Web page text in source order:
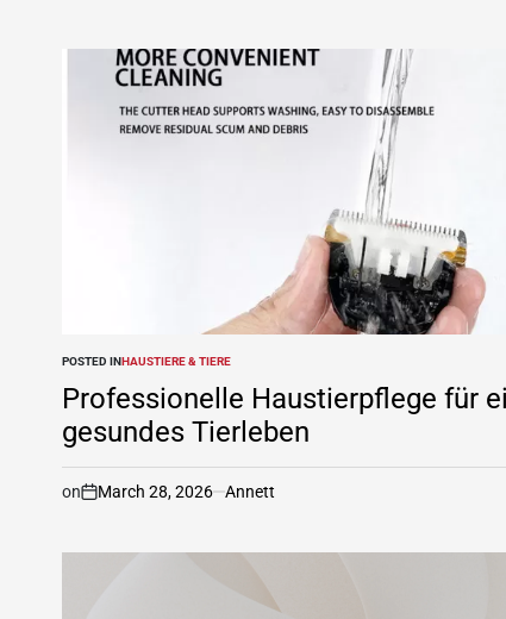
POSTED INHAUSTIERE & TIERE
Professionelle Haustierpflege für
gesundes Tierleben
on March 28, 2026 Annett